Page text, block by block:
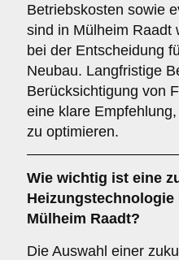
Betriebskosten sowie
sind in Mülheim Raadt
bei der Entscheidung
Neubau. Langfristige
Berücksichtigung von
eine klare
zu optimieren.
Wie wichtig ist eine
Heizungstechnologie
Mülheim Raadt?
Die Auswahl einer